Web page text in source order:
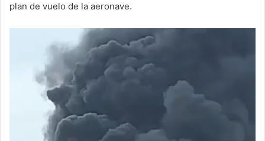
plan de vuelo de la aeronave.